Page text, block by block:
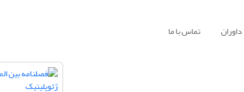
داوران تماس با ما